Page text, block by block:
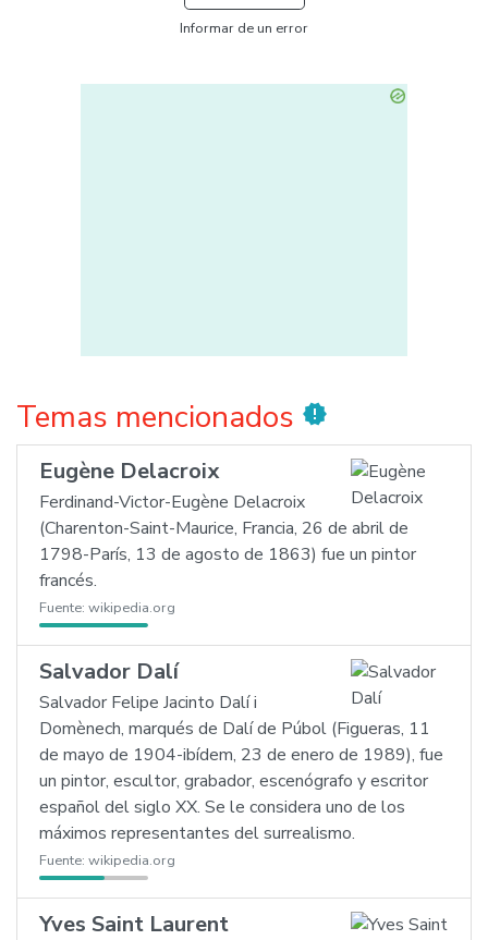
Informar de un error
Temas mencionados new_releases
Eugène Delacroix
Ferdinand-Victor-Eugène Delacroix
(Charenton-Saint-Maurice, Francia, 26 de abril de
1798-París, 13 de agosto de 1863) fue un pintor
francés.
Fuente: wikipedia.org
Salvador Dalí
Salvador Felipe Jacinto Dalí i
Domènech, marqués de Dalí de Púbol (Figueras, 11
de mayo de 1904-ibídem, 23 de enero de 1989), fue
un pintor, escultor, grabador, escenógrafo y escritor
español del siglo XX. Se le considera uno de los
máximos representantes del surrealismo.
Fuente: wikipedia.org
Yves Saint Laurent